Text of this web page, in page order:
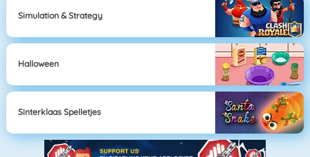
Simulation & Strategy
Halloween
Sinterklaas Spelletjes